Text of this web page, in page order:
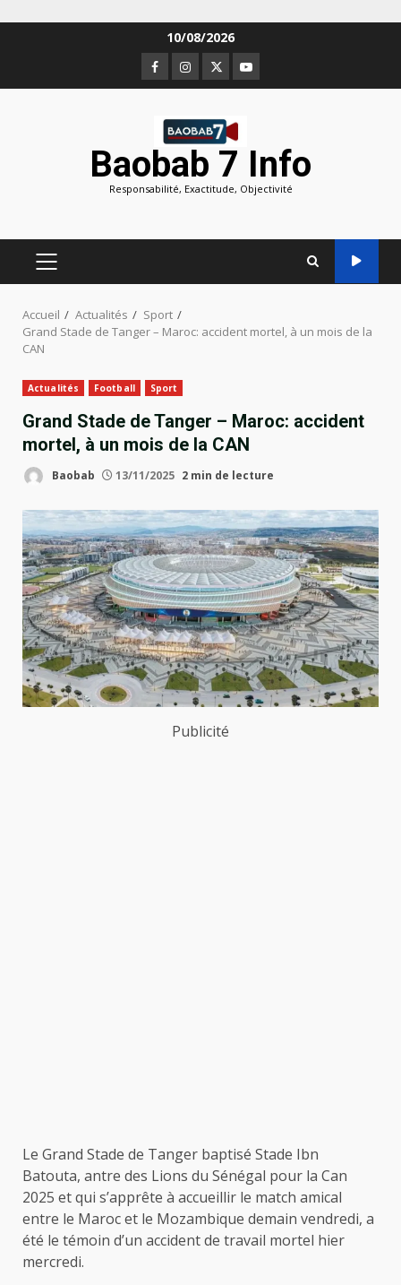
10/08/2026
Facebook
Instagram
TwitterYoutube
Baobab 7 Info
Responsabilité, Exactitude, Objectivité
MENU
PRINCIPAL
Accueil Actualités
Sport
Grand Stade de Tanger – Maroc: accident mortel, à un mois de la
CAN
Actualités Football Sport
Grand Stade de Tanger – Maroc: accident
mortel, à un mois de la CAN
Baobab 13/11/2025 2 min de lecture
Publicité
Le Grand Stade de Tanger baptisé Stade Ibn
Batouta, antre des Lions du Sénégal pour la Can
2025 et qui s’apprête à accueillir le match amical
entre le Maroc et le Mozambique demain vendredi, a
été le témoin d’un accident de travail mortel hier
mercredi.